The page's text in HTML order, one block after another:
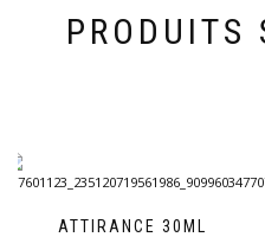
PRODUITS
ATTIRANCE 30ML